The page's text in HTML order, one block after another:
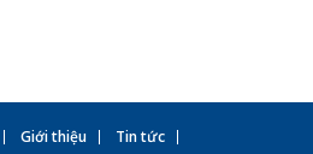
Giới thiệu
Tin tức